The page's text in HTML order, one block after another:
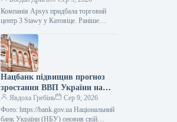
Компанія Apsys придбала торговий
центр 3 Stawy у Катовіце. Раніше
управлінням Union Investment.
Торговий центр 3…
Нацбанк підвищив прогноз
зростання ВВП України на
кінець 2026 року
Явдоха Гребінь
Сер 9, 2026
Фото: https://bank.gov.ua Національний
банк України (НБУ) оновив свій